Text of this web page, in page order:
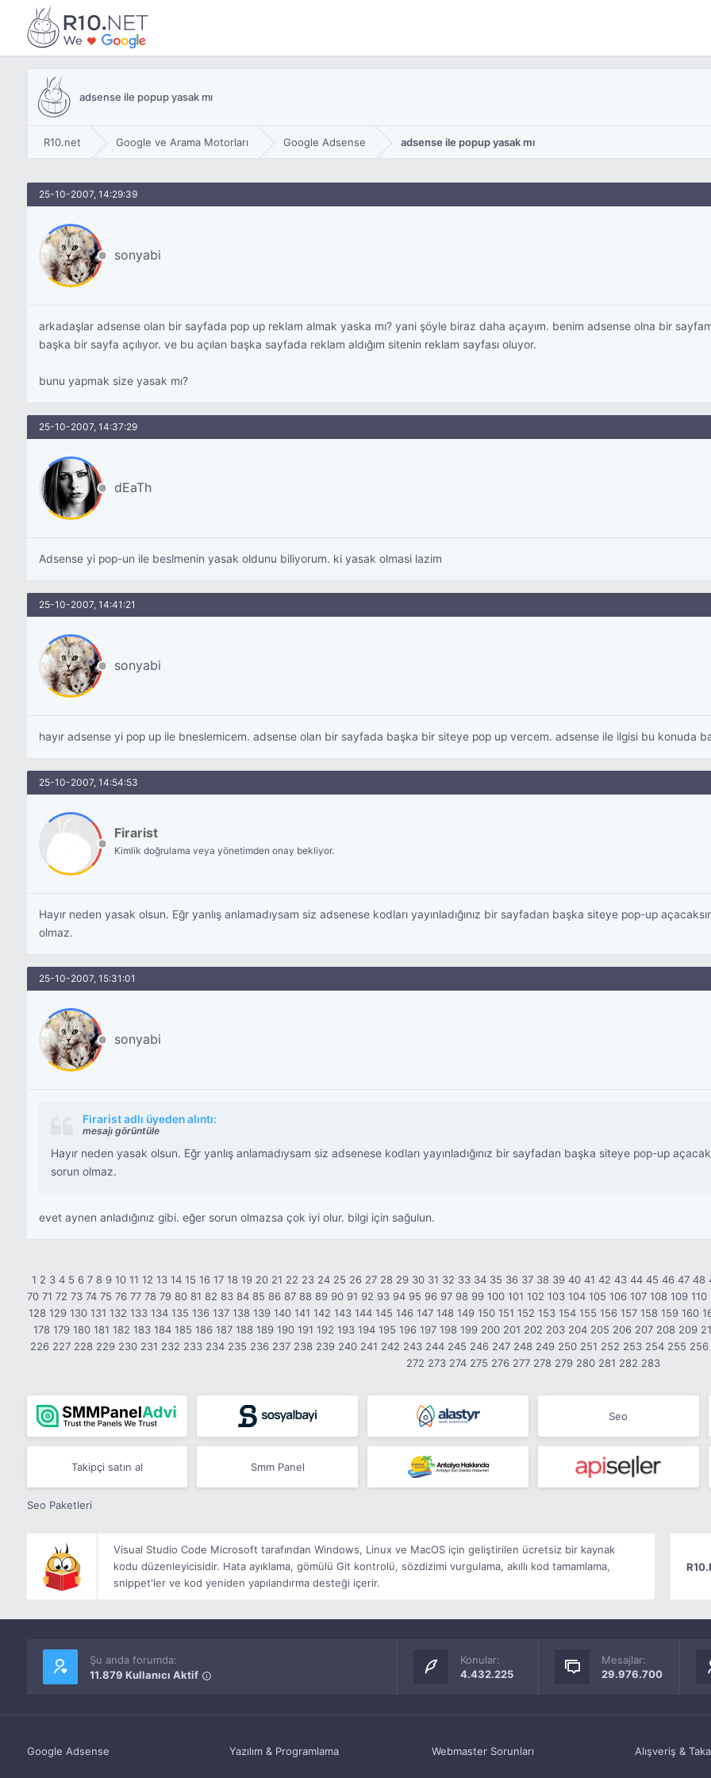
adsense ile popup yasak mı
R10.net Google ve Arama Motorları Google Adsense adsense ile popup yasak mı
25-10-2007, 14:29:39
sonyabi
arkadaşlar adsense olan bir sayfada pop up reklam almak yaska mı? yani şöyle biraz daha açayım. benim adsense olna bir
başka bir sayfa açılıyor. ve bu açılan başka sayfada reklam aldığım sitenin reklam sayfası oluyor.
bunu yapmak size yasak mı?
25-10-2007, 14:37:29
dEaTh
Adsense yi pop-un ile beslmenin yasak oldunu biliyorum. ki yasak olmasi lazim
25-10-2007, 14:41:21
sonyabi
hayır adsense yi pop up ile bneslemicem. adsense olan bir sayfada başka bir siteye pop up vercem. adsense ile ilgisi bu konuda
25-10-2007, 14:54:53
Firarist
Kimlik doğrulama veya yönetimden onay bekliyor.
Hayır neden yasak olsun. Eğr yanlış anlamadıysam siz adsenese kodları yayınladığınız bir sayfadan başka siteye pop-up
olmaz.
25-10-2007, 15:31:01
sonyabi
Firarist adlı üyeden alıntı:
mesajı görüntüle
Hayır neden yasak olsun. Eğr yanlış anlamadıysam siz adsenese kodları yayınladığınız bir sayfadan başka siteye pop-up
sorun olmaz.
evet aynen anladığınız gibi. eğer sorun olmazsa çok iyi olur. bilgi için sağulun.
1 2 3 4 5 6 7 8 9 10 11 12 13 14 15 16 17 18 19 20 21 22 23 24 25 26 27 28 29 30 31 32 33 34 35 36 37 38 39 40 41 42 43 44 45 46 47 48
70 71 72 73 74 75 76 77 78 79 80 81 82 83 84 85 86 87 88 89 90 91 92 93 94 95 96 97 98 99 100 101 102 103 104 105 106 107 108 109 110
128 129 130 131 132 133 134 135 136 137 138 139 140 141 142 143 144 145 146 147 148 149 150 151 152 153 154 155 156 157 158 159 160
178 179 180 181 182 183 184 185 186 187 188 189 190 191 192 193 194 195 196 197 198 199 200 201 202 203 204 205 206 207 208 209
226 227 228 229 230 231 232 233 234 235 236 237 238 239 240 241 242 243 244 245 246 247 248 249 250 251 252 253 254 255 256
272 273 274 275 276 277 278 279 280 281 282 283
Seo
Takipçi satın al Smm Panel
Seo Paketleri
Visual Studio Code Microsoft tarafından Windows, Linux ve MacOS için geliştirilen ücretsiz bir kaynak
kodu düzenleyicisidir. Hata ayıklama, gömülü Git kontrolü, sözdizimi vurgulama, akıllı kod tamamlama,
snippet'ler ve kod yeniden yapılandırma desteği içerir.
Şu anda forumda:
11.879 Kullanıcı Aktif
Konular:
4.432.225
Mesajlar:
29.976.700
Google Adsense Yazılım & Programlama Webmaster Sorunları Alışveriş &